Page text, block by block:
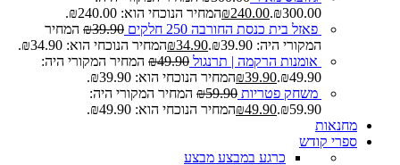
₪300.00.
₪240.00
המחיר הנוכחי הוא: ₪240.00.
פאזל בית כנסת החורבה 250 חלקים
₪39.90
המחיר
המקורי היה: ₪39.90.
₪34.90
המחיר הנוכחי הוא: ₪34.90.
אומנות הרקמה | תרנגול
₪49.90
המחיר המקורי היה:
₪49.90.
₪39.90
המחיר הנוכחי הוא: ₪39.90.
משחק פטריות
₪59.90
המחיר המקורי היה:
₪59.90.
₪49.90
המחיר הנוכחי הוא: ₪49.90.
מחנאות
ספרי קודש
כרגע במבצע מבצע